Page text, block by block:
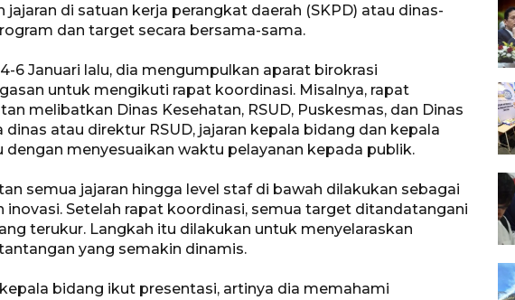
di satuan kerja perangkat daerah (SKPD) atau dinas-
dan target secara bersama-sama.
6 Januari lalu, dia mengumpulkan aparat birokrasi
untuk mengikuti rapat koordinasi. Misalnya, rapat
melibatkan Dinas Kesehatan, RSUD, Puskesmas, dan Dinas
dinas atau direktur RSUD, jajaran kepala bidang dan kepala
dengan menyesuaikan waktu pelayanan kepada publik.
semua jajaran hingga level staf di bawah dilakukan sebagai
inovasi. Setelah rapat koordinasi, semua target ditandatangani
terukur. Langkah itu dilakukan untuk menyelaraskan
yang semakin dinamis.
bidang ikut presentasi, artinya dia memahami